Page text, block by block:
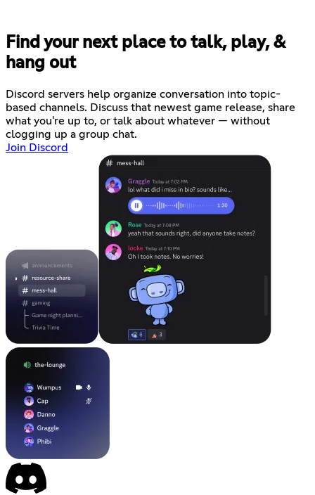
Find your next place to talk, play, &
hang out
Discord servers help organize conversation into topic-
based channels. Discuss that newest game release, share
what you're up to, or talk about whatever — without
clogging up a group chat.
Join Discord